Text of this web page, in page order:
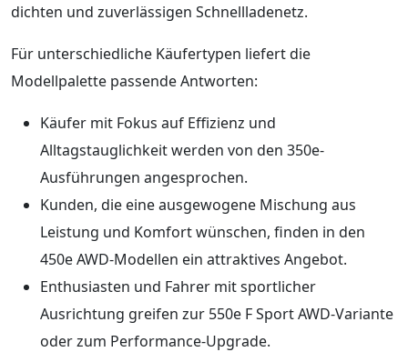
dichten und zuverlässigen Schnellladenetz.
Für unterschiedliche Käufertypen liefert die
Modellpalette passende Antworten:
Käufer mit Fokus auf Effizienz und
Alltagstauglichkeit werden von den 350e-
Ausführungen angesprochen.
Kunden, die eine ausgewogene Mischung aus
Leistung und Komfort wünschen, finden in den
450e AWD-Modellen ein attraktives Angebot.
Enthusiasten und Fahrer mit sportlicher
Ausrichtung greifen zur 550e F Sport AWD-Variante
oder zum Performance-Upgrade.